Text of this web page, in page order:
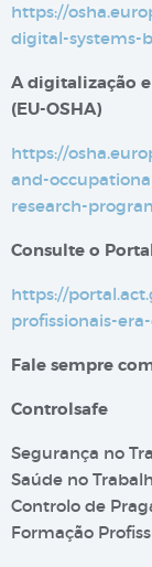
https://
digital-systems-
A digitalização
(EU-OSHA)
https://
and-
research-
Consulte o
https://
profissionais-
Fale sempre
Controlsafe
Segurança no
Saúde no
Controlo de
Formação